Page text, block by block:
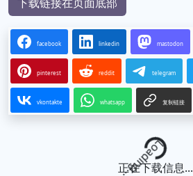
facebook linkedin mastodon
pinterest reddit telegram
vkontakte whatsapp 复制链接
Loading...
正在下载信息...